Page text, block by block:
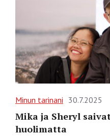
Minun tarinani 30.7.2025
Mika ja Sheryl
huolimatta